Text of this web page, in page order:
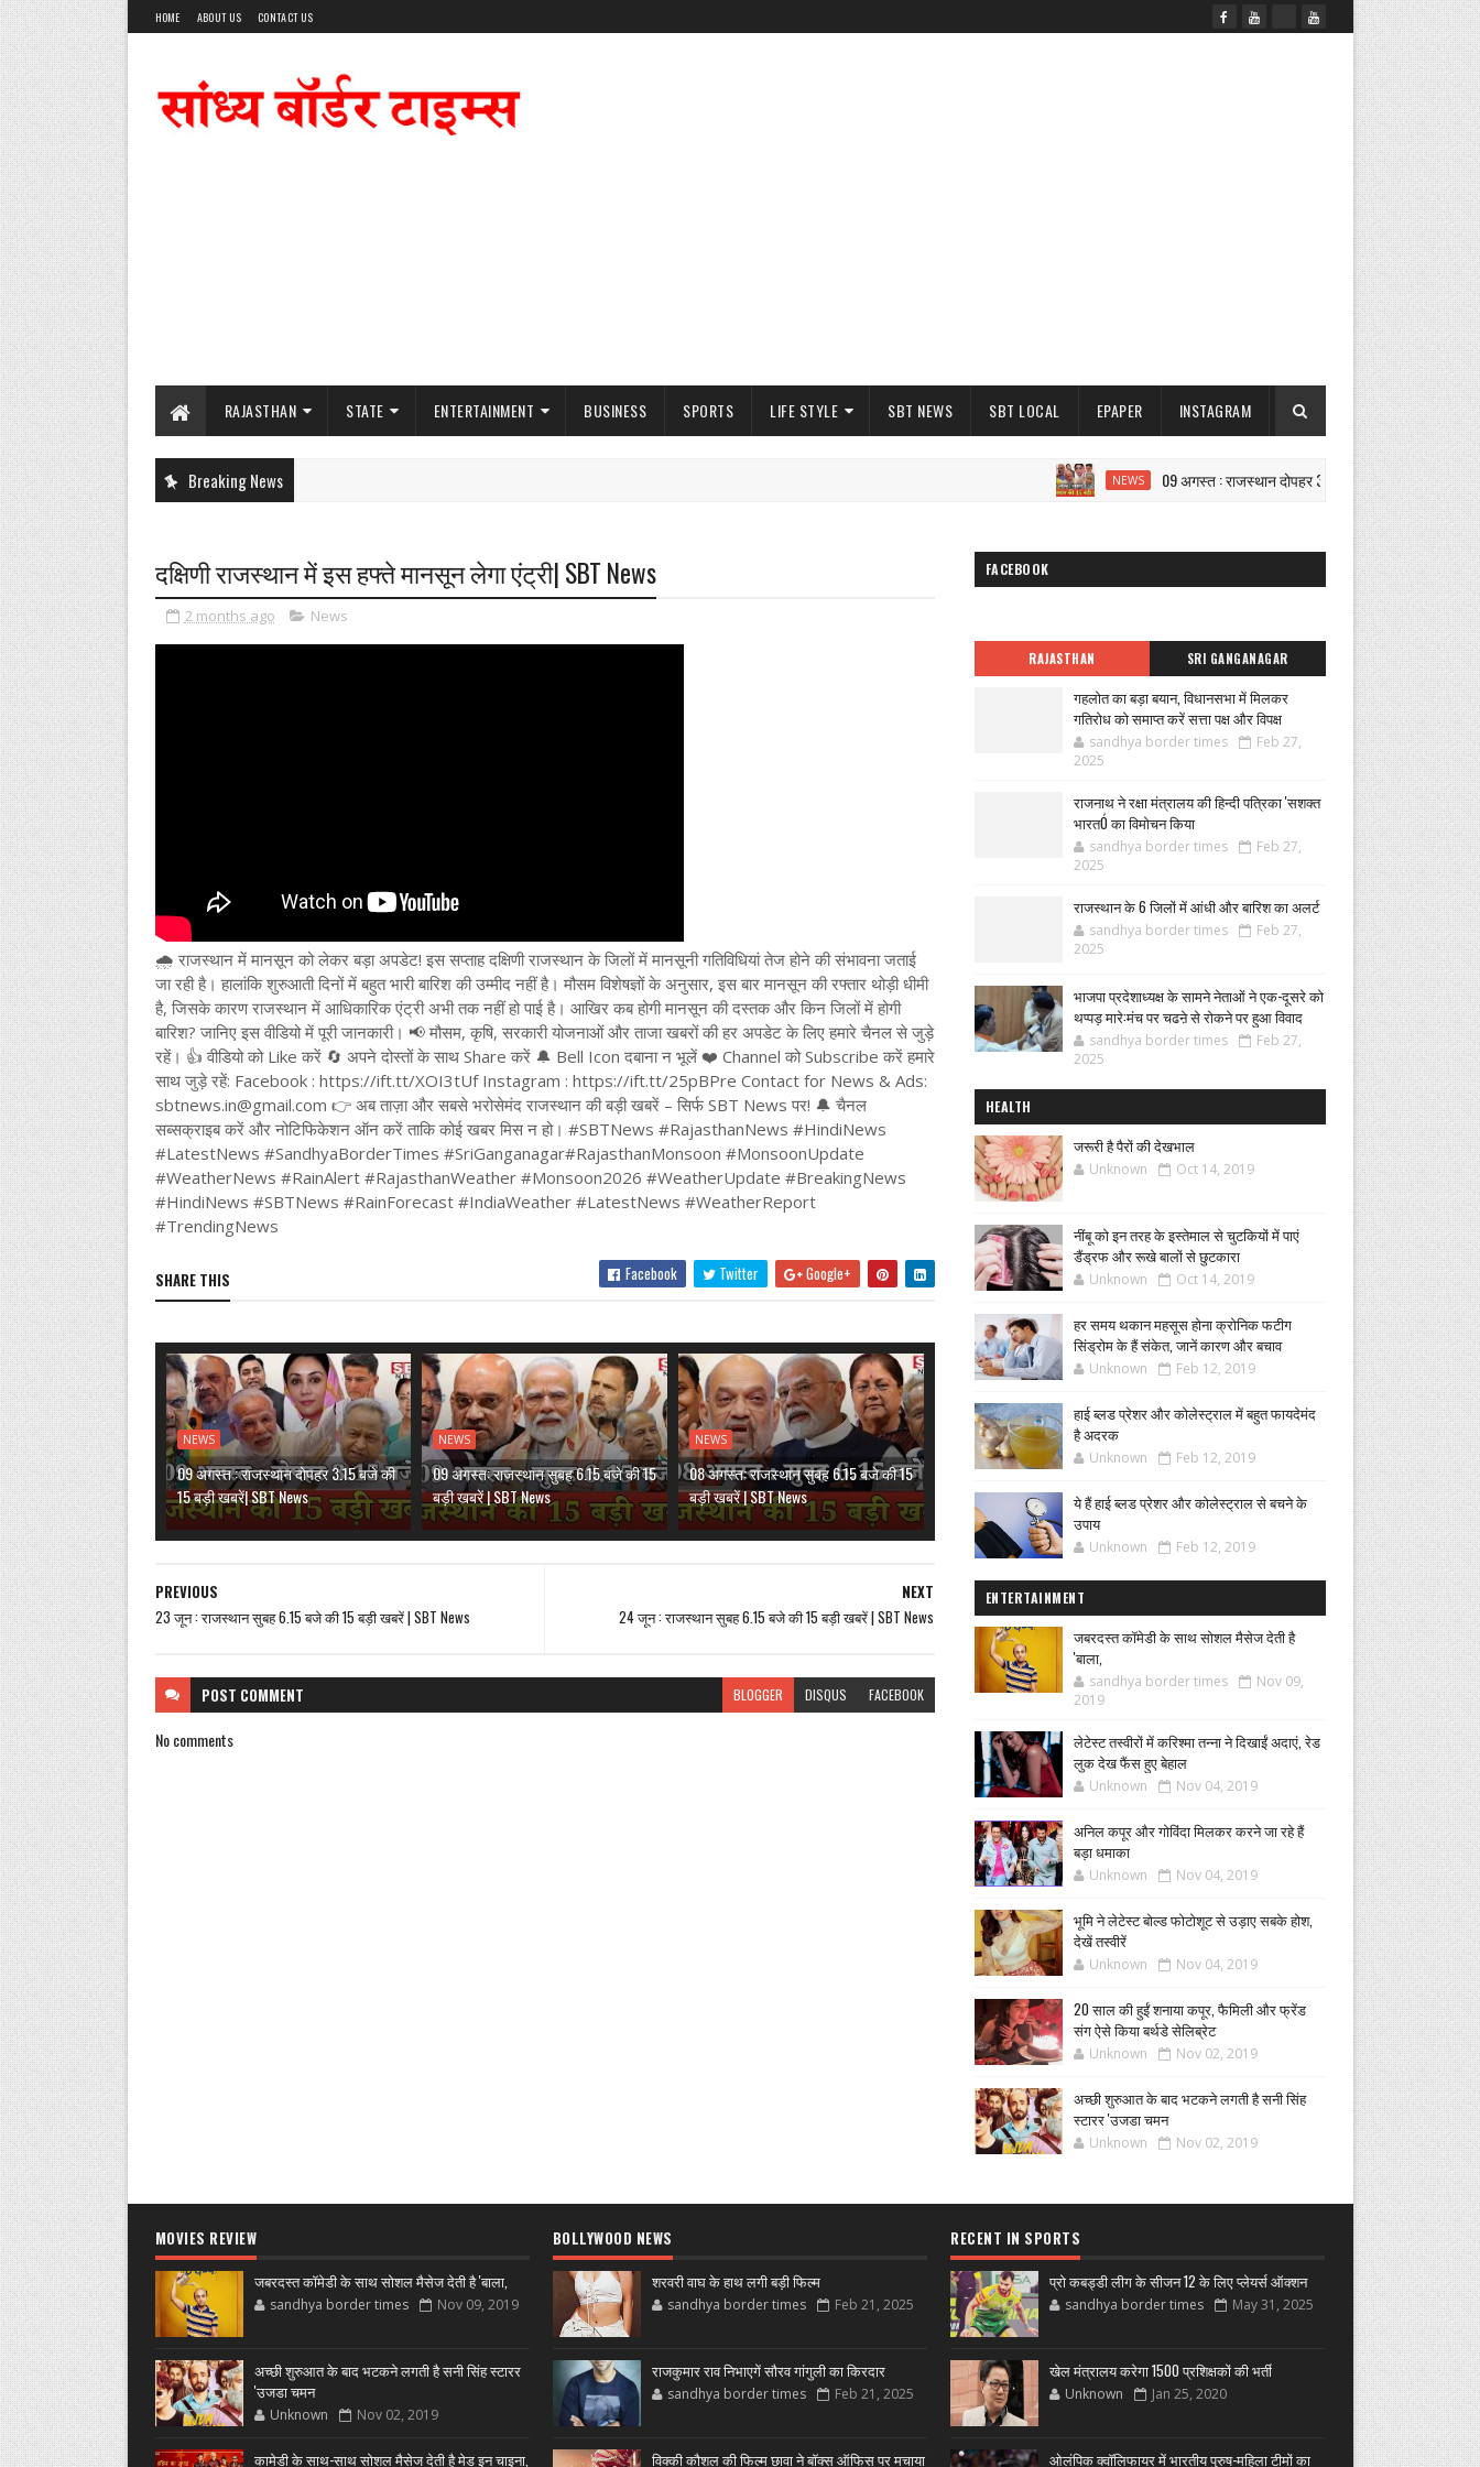
HOME ABOUT US CONTACT US
RAJASTHAN STATE ENTERTAINMENT BUSINESS SPORTS LIFE STYLE SBT NEWS SBT LOCAL EPAPER INSTAGRAM
Breaking News NEWS 09 अगस्त : राजस्थान दोपहर 3.15 बजे की 15 बड़ी खबरें| SBT News
दक्षिणी राजस्थान में इस हफ्ते मानसून लेगा एंट्री| SBT News
2 months ago News
🌧️ राजस्थान में मानसून को लेकर बड़ा अपडेट! इस सप्ताह दक्षिणी राजस्थान के जिलों में मानसूनी गतिविधियां तेज होने की संभावना जताई
जा रही है। हालांकि शुरुआती दिनों में बहुत भारी बारिश की उम्मीद नहीं है। मौसम विशेषज्ञों के अनुसार, इस बार मानसून की रफ्तार थोड़ी धीमी
है, जिसके कारण राजस्थान में आधिकारिक एंट्री अभी तक नहीं हो पाई है। आखिर कब होगी मानसून की दस्तक और किन जिलों में होगी
बारिश? जानिए इस वीडियो में पूरी जानकारी। 📢 मौसम, कृषि, सरकारी योजनाओं और ताजा खबरों की हर अपडेट के लिए हमारे चैनल से जुड़े
रहें। 👍 वीडियो को Like करें 🔄 अपने दोस्तों के साथ Share करें 🔔 Bell Icon दबाना न भूलें ❤️ Channel को Subscribe करें हमारे
साथ जुड़े रहें: Facebook : https://ift.tt/XOI3tUf Instagram : https://ift.tt/25pBPre Contact for News & Ads:
sbtnews.in@gmail.com 👉 अब ताज़ा और सबसे भरोसेमंद राजस्थान की बड़ी खबरें – सिर्फ SBT News पर! 🔔 चैनल
सब्सक्राइब करें और नोटिफिकेशन ऑन करें ताकि कोई खबर मिस न हो। #SBTNews #RajasthanNews #HindiNews
#LatestNews #SandhyaBorderTimes #SriGanganagar#RajasthanMonsoon #MonsoonUpdate
#WeatherNews #RainAlert #RajasthanWeather #Monsoon2026 #WeatherUpdate #BreakingNews
#HindiNews #SBTNews #RainForecast #IndiaWeather #LatestNews #WeatherReport
#TrendingNews
SHARE THIS Facebook Twitter Google+
NEWS
09 अगस्त : राजस्थान दोपहर 3.15 बजे की
15 बड़ी खबरें| SBT News
NEWS
09 अगस्त: राजस्थान सुबह 6.15 बजे की 15
बड़ी खबरें | SBT News
NEWS
08 अगस्त: राजस्थान सुबह 6.15 बजे की 15
बड़ी खबरें | SBT News
NEXT
24 जून : राजस्थान सुबह 6.15 बजे की 15 बड़ी खबरें | SBT News
PREVIOUS
23 जून : राजस्थान सुबह 6.15 बजे की 15 बड़ी खबरें | SBT News
POST COMMENT BLOGGER DISQUS FACEBOOK
No comments
FACEBOOK
RAJASTHAN SRI GANGANAGAR
गहलोत का बड़ा बयान, विधानसभा में मिलकर
गतिरोध को समाप्त करें सत्ता पक्ष और विपक्ष
sandhya border times
Feb 27,
2025
राजनाथ ने रक्षा मंत्रालय की हिन्दी पत्रिका 'सशक्त
भारतÓ का विमोचन किया
sandhya border times
Feb 27,
2025
राजस्थान के 6 जिलों में आंधी और बारिश का अलर्ट
sandhya border times
Feb 27,
2025
भाजपा प्रदेशाध्यक्ष के सामने नेताओं ने एक-दूसरे को
थप्पड़ मारे:मंच पर चढऩे से रोकने पर हुआ विवाद
sandhya border times
Feb 27,
2025
HEALTH
जरूरी है पैरों की देखभाल
Unknown Oct 14, 2019
नींबू को इन तरह के इस्तेमाल से चुटकियों में पाएं
डैंड्रफ और रूखे बालों से छुटकारा
Unknown Oct 14, 2019
हर समय थकान महसूस होना क्रोनिक फटीग
सिंड्रोम के हैं संकेत, जानें कारण और बचाव
Unknown Feb 12, 2019
हाई ब्लड प्रेशर और कोलेस्ट्राल में बहुत फायदेमंद
है अदरक
Unknown Feb 12, 2019
ये हैं हाई ब्लड प्रेशर और कोलेस्ट्राल से बचने के
उपाय
Unknown Feb 12, 2019
ENTERTAINMENT
जबरदस्त कॉमेडी के साथ सोशल मैसेज देती है
'बाला,
sandhya border times
Nov 09,
2019
लेटेस्ट तस्वीरों में करिश्मा तन्ना ने दिखाईं अदाएं, रेड
लुक देख फैंस हुए बेहाल
Unknown Nov 04, 2019
अनिल कपूर और गोविंदा मिलकर करने जा रहे हैं
बड़ा धमाका
Unknown Nov 04, 2019
भूमि ने लेटेस्ट बोल्ड फोटोशूट से उड़ाए सबके होश,
देखें तस्वीरें
Unknown Nov 04, 2019
20 साल की हुईं शनाया कपूर, फैमिली और फ्रेंड
संग ऐसे किया बर्थडे सेलिब्रेट
Unknown Nov 02, 2019
अच्छी शुरुआत के बाद भटकने लगती है सनी सिंह
स्टारर 'उजडा चमन
Unknown Nov 02, 2019
MOVIES REVIEW
जबरदस्त कॉमेडी के साथ सोशल मैसेज देती है 'बाला,
sandhya border times Nov 09, 2019
अच्छी शुरुआत के बाद भटकने लगती है सनी सिंह स्टारर
'उजडा चमन
Unknown Nov 02, 2019
कामेडी के साथ-साथ सोशल मैसेज देती है मेड इन चाइना,
BOLLYWOOD NEWS
शरवरी वाघ के हाथ लगी बड़ी फिल्म
sandhya border times Feb 21, 2025
राजकुमार राव निभाएगें सौरव गांगुली का किरदार
sandhya border times Feb 21, 2025
विक्की कौशल की फिल्म छावा ने बॉक्स ऑफिस पर मचाया
RECENT IN SPORTS
प्रो कबड्डी लीग के सीजन 12 के लिए प्लेयर्स ऑक्शन
sandhya border times May 31, 2025
खेल मंत्रालय करेगा 1500 प्रशिक्षकों की भर्ती
Unknown Jan 25, 2020
ओलंपिक क्वॉलिफायर में भारतीय पुरुष-महिला टीमों का